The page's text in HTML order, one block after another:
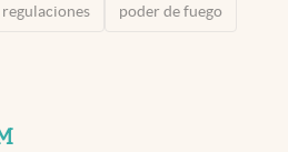
regulaciones poder de fuego